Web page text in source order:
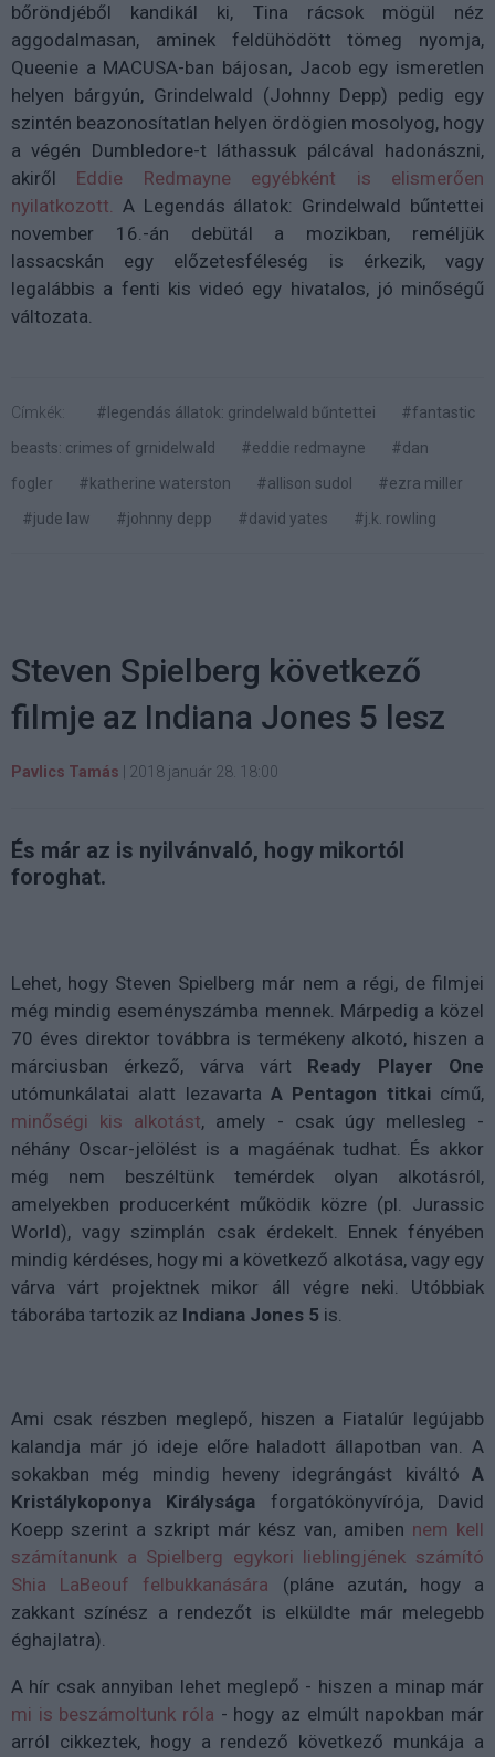
bőröndjéből kandikál ki, Tina rácsok mögül néz
aggodalmasan, aminek feldühödött tömeg nyomja,
Queenie a MACUSA-ban bájosan, Jacob egy ismeretlen
helyen bárgyún, Grindelwald (Johnny Depp) pedig egy
szintén beazonosítatlan helyen ördögien mosolyog, hogy
a végén Dumbledore-t láthassuk pálcával hadonászni,
akiről Eddie Redmayne egyébként is elismerően
nyilatkozott. A Legendás állatok: Grindelwald bűntettei
november 16.-án debütál a mozikban, reméljük
lassacskán egy előzetesféleség is érkezik, vagy
legalábbis a fenti kis videó egy hivatalos, jó minőségű
változata.
Címkék: #legendás állatok: grindelwald bűntettei
#fantastic
beasts: crimes of grnidelwald
#eddie redmayne
#dan
fogler
#katherine waterston #allison sudol
#ezra miller
#jude law
#johnny depp #david yates #j.k. rowling
Steven Spielberg következő
filmje az Indiana Jones 5 lesz
Pavlics Tamás 2018 január 28. 18:00
És már az is nyilvánvaló, hogy mikortól
foroghat.
Lehet, hogy Steven Spielberg már nem a régi, de filmjei
még mindig eseményszámba mennek. Márpedig a közel
70 éves direktor továbbra is termékeny alkotó, hiszen a
márciusban érkező, várva várt Ready Player One
utómunkálatai alatt lezavarta A Pentagon titkaicímű,
minőségi kis alkotást, amely - csak úgy mellesleg -
néhány Oscar-jelölést is a magáénak tudhat. És akkor
még nem beszéltünk temérdek olyan alkotásról,
amelyekben producerként működik közre (pl. Jurassic
World), vagy szimplán csak érdekelt. Ennek fényében
mindig kérdéses, hogy mi a következő alkotása, vagy egy
várva várt projektnek mikor áll végre neki. Utóbbiak
táborába tartozik az Indiana Jones 5 is.
Ami csak részben meglepő, hiszen a Fiatalúr legújabb
kalandja már jó ideje előre haladott állapotban van. A
sokakban még mindig heveny idegrángást kiváltó A
Kristálykoponya Királysága forgatókönyvírója, David
Koepp szerint a szkript már kész van, amiben nem kell
számítanunk a Spielberg egykori lieblingjének számító
Shia LaBeouf felbukkanására (pláne azután, hogy a
zakkant színész a rendezőt is elküldte már melegebb
éghajlatra).
A hír csak annyiban lehet meglepő - hiszen a minap már
mi is beszámoltunk róla - hogy az elmúlt napokban már
arról cikkeztek, hogy a rendező következő munkája a